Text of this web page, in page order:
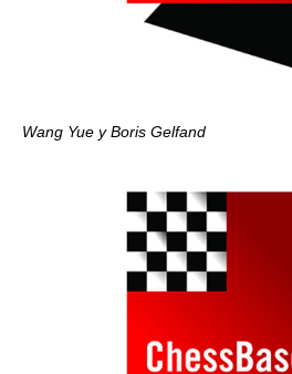
Wang Yue y Boris Gelfand